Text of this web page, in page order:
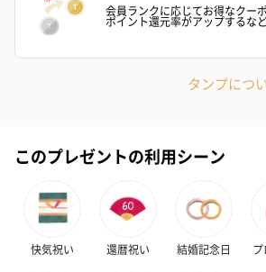
ドレス（いちご味)
タキシード（コー
生花
会員ランクに応じてお得なクー
ポイント還元率がアップするな
タンプにつ
このプレゼントの利用シーン
快気祝い 還暦祝い 結婚記念日